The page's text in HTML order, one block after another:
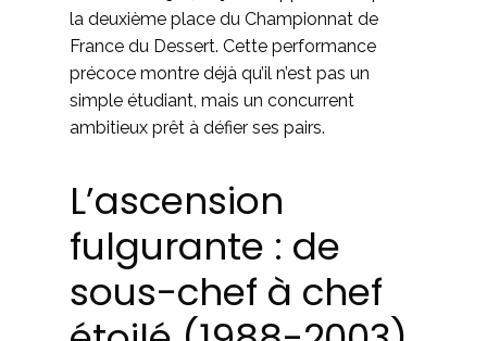
la deuxième place du Championnat de
France du Dessert. Cette performance
précoce montre déjà qu’il n’est pas un
simple étudiant, mais un concurrent
ambitieux prêt à défier ses pairs.
L’ascension
fulgurante : de
sous-chef à chef